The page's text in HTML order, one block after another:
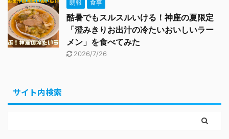
朗報 食事
酷暑でもスルスルいける！神座の夏限定
「澄みきりお出汁の冷たいおいしいラー
メン」を食べてみた
2026/7/26
サイト内検索